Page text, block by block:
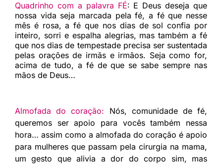
Quadrinho com a palavra FÉ: E Deus deseja que
nossa vida seja marcada pela fé, a fé que nesse
mês é rosa, a fé que nos dias de sol confia por
inteiro, sorri e espalha alegrias, mas também a fé
que nos dias de tempestade precisa ser sustentada
pelas orações de irmãs e irmãos. Seja como for,
acima de tudo, a fé de que se sabe sempre nas
mãos de Deus…
Almofada do coração: Nós, comunidade de fé,
queremos ser apoio para vocês também nessa
hora… assim como a almofada do coração é apoio
para mulheres que passam pela cirurgia na mama,
um gesto que alivia a dor do corpo sim, mas